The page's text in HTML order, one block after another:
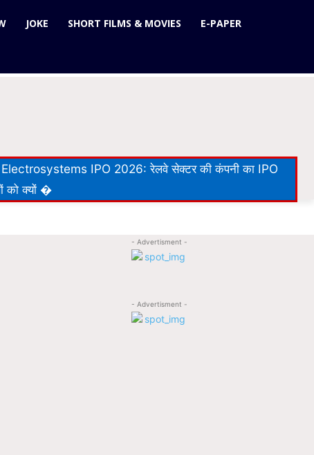
JOKE SHORT FILMS & MOVIES E-PAPER
IPO 2026: रेलवे सेक्टर की कंपनी का IPO
को क्यों �
- Advertisment -
- Advertisment -